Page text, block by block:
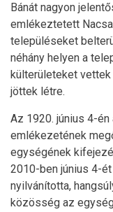
Bánát nagyon
emlékeztetett
településeket
néhány helyen a
külterületeket
jöttek létre.
Az 1920. június 4-
emlékezetének
egységének
2010-ben június 4-
nyilvánította,
közösség az